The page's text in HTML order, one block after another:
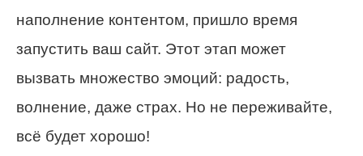
наполнение контентом, пришло время
запустить ваш сайт. Этот этап может
вызвать множество эмоций: радость,
волнение, даже страх. Но не переживайте,
всё будет хорошо!